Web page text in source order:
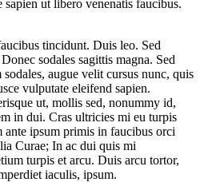
ut libero venenatis faucibus.
tincidunt. Duis leo. Sed
sodales sagittis magna. Sed
augue velit cursus nunc, quis
vulputate eleifend sapien.
ut, mollis sed, nonummy id,
in dui. Cras ultricies mi eu turpis
ipsum primis in faucibus orci
Curae; In ac dui quis mi
turpis et arcu. Duis arcu tortor,
iaculis, ipsum.